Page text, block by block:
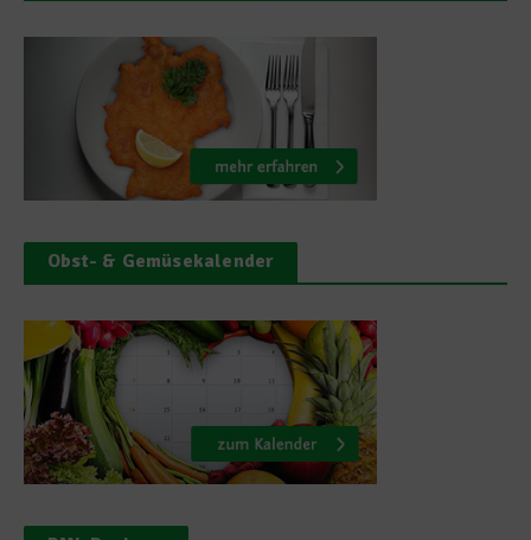
Obst- & Gemüsekalender